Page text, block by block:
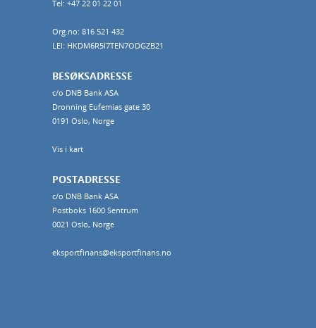
Tel: +47 22 01 22 01
Org.no: 816 521 432
LEI: HKDM6R5I7TEN7ODGZB21
BESØKSADRESSE
c/o DNB Bank ASA
Dronning Eufemias gate 30
0191 Oslo, Norge
Vis i kart
POSTADRESSE
c/o DNB Bank ASA
Postboks 1600 Sentrum
0021 Oslo, Norge
eksportfinans@eksportfinans.no